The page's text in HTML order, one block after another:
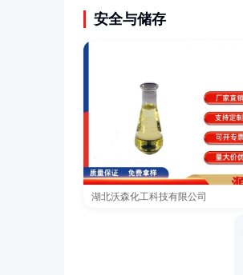
安全与储存
湖北沃森化工科技有限公司